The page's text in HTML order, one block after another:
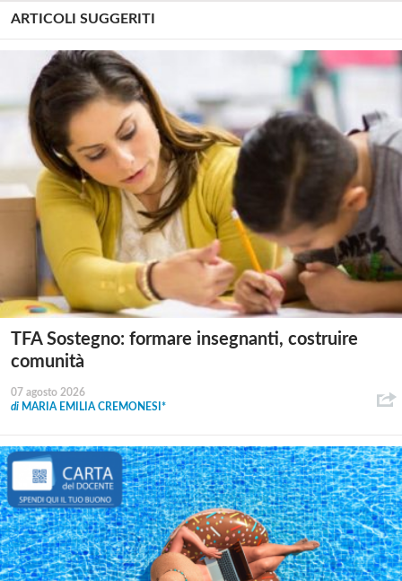
ARTICOLI SUGGERITI
TFA Sostegno: formare insegnanti, costruire
comunità
07 agosto 2026
di MARIA EMILIA CREMONESI*